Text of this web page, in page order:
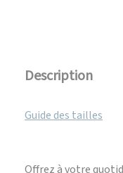
Description
Guide des tailles
Offrez à votre